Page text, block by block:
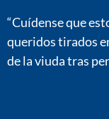
“Cuídense que
queridos tirados
de la viuda tras